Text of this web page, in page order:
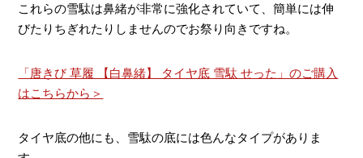
これらの雪駄は鼻緒が非常に強化されていて、簡単には伸
びたりちぎれたりしませんのでお祭り向きですね。
「唐きび 草履 【白鼻緒】 タイヤ底 雪駄 せった」のご購入
はこちらから＞
タイヤ底の他にも、雪駄の底には色んなタイプがありま